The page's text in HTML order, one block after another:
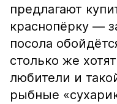
предлагают
краснопёрку —
посола
столько же
любители и
рыбные